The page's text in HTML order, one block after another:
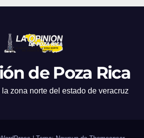
de Poza Rica
zona norte del estado de veracruz